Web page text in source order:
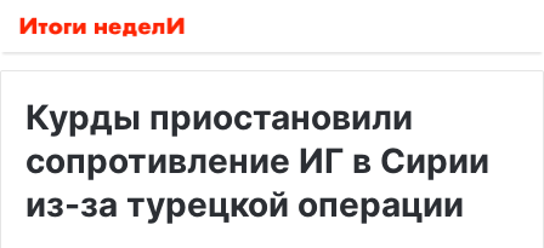
Курды приостановили
сопротивление ИГ в Сирии
из-за турецкой операции